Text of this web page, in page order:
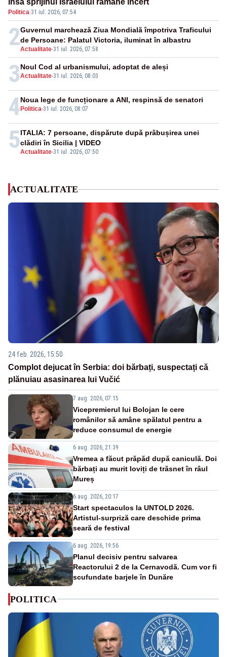
însă sprijinul Israelului rămâne incert
Politica·31 iul. 2026, 07:54
2Actualitate-31 iul. 2026, 07:58
Guvernul marchează Ziua Mondială împotriva Traficului
de Persoane: Palatul Victoria, iluminat în albastru
3Actualitate-31 iul. 2026, 08:03
Noul Cod al urbanismului, adoptat de aleși
4 Politica-31 iul. 2026, 08:07
Noua lege de funcționare a ANI, respinsă de senatori
5Actualitate-31 iul. 2026, 07:50
ITALIA: 7 persoane, dispărute după prăbușirea unei
clădiri în Sicilia | VIDEO
ACTUALITATE
24 feb. 2026, 15:50
Complot dejucat în Serbia: doi bărbați, suspectați că
plănuiau asasinarea lui Vučić
7 aug. 2026, 07:15
Vicepremierul lui Bolojan le cere
românilor să amâne spălatul pentru a
reduce consumul de energie
6 aug. 2026, 21:39
Vremea a făcut prăpăd după caniculă. Doi
bărbați au murit loviți de trăsnet în râul
Mureș
6 aug. 2026, 20:17
Start spectaculos la UNTOLD 2026.
Artistul-surpriză care deschide prima
seară de festival
6 aug. 2026, 19:56
Planul decisiv pentru salvarea
Reactorului 2 de la Cernavodă. Cum vor fi
scufundate barjele în Dunăre
POLITICA